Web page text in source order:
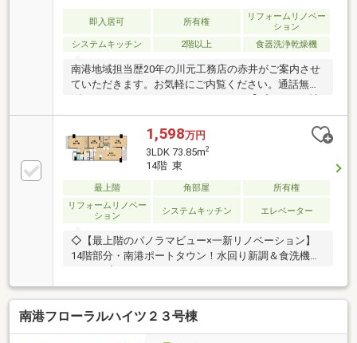
即入居可 所有権
リフォームリノベー
ション
システムキッチン
2階以上 食器洗浄乾燥機
南港地域担当歴20年の川元工務店の赤井がご案内させ
ていただきます。お気軽にご内覧ください。通話無料
報をご覧ください♪】桜が望めるお部屋です【改装内
容】(令和8年3月)一部クロス、ハウスクリーニング
【改装内容】(令和４年９月)・給水給湯取替・カウン
ターキッチン交換(食洗機付き)・ユニットバス1416サ
トイレ交換・温水洗浄便座交換・フローリング全室貼
替・洗濯パン交換・洗濯水栓・他
1,598万円
3LDK 73.85m2
14階 東
最上階 角部屋
所有権
リフォームリノベー
ション
システムキッチン エレベーター
◇【最上階のパノラマビュー×一新リノベーション】
14階部分・南港ポートタウン！水回り新調＆食洗機付
南港フローラルハイツ２３号棟